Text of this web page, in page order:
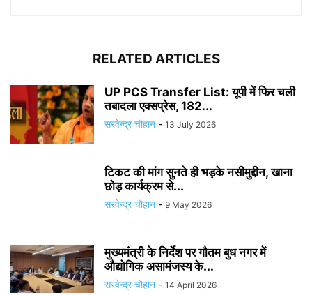
RELATED ARTICLES
UP PCS Transfer List: यूपी में फिर चली
तबादला एक्सप्रेस, 182...
सरवेन्द्र चौहान - 13 July 2026
टिकट की मांग सुनते ही भड़के नसीमुद्दीन, खाना
छोड़ कार्यक्रम से...
सरवेन्द्र चौहान - 9 May 2026
मुख्यमंत्री के निर्देश पर गौतम बुध नगर में
औद्योगिक असामंजस्य के...
सरवेन्द्र चौहान - 14 April 2026